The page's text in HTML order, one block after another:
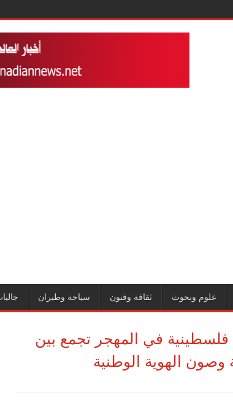
علوم وبحوث ثقافة وفنون سياحة وطيران
فلسطينية في المهجر تجمع بين
وصون الهوية الوطنية